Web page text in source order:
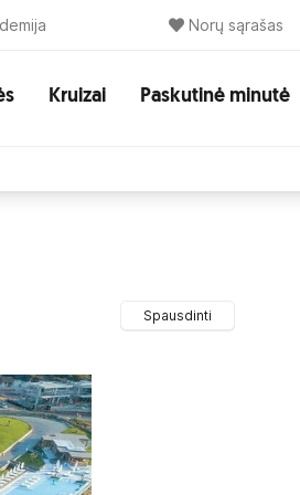
Norų sąrašas
Kruizai Paskutinė minutė
Spausdinti